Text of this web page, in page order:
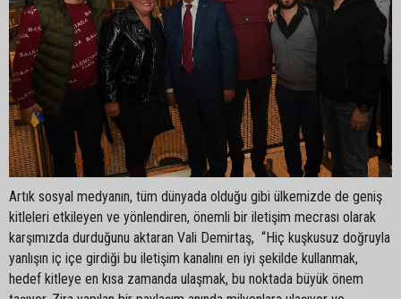
Artık sosyal medyanın, tüm dünyada olduğu gibi ülkemizde de geniş
kitleleri etkileyen ve yönlendiren, önemli bir iletişim mecrası olarak
karşımızda durduğunu aktaran Vali Demirtaş, “Hiç kuşkusuz doğruyla
yanlışın iç içe girdiği bu iletişim kanalını en iyi şekilde kullanmak,
hedef kitleye en kısa zamanda ulaşmak, bu noktada büyük önem